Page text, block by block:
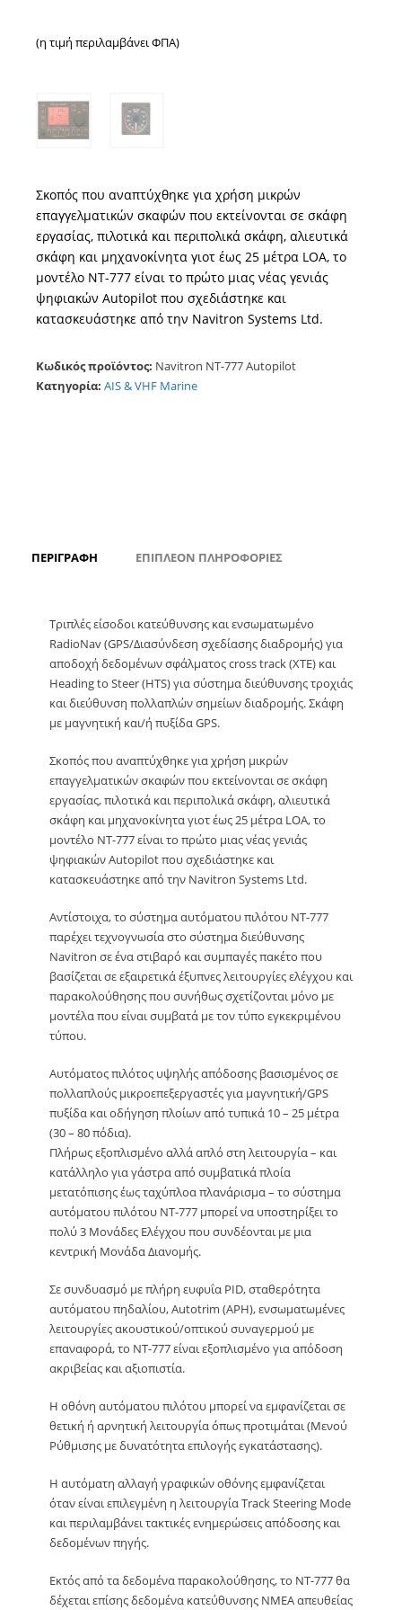
(η τιμή περιλαμβάνει ΦΠΑ)
Σκοπός που αναπτύχθηκε για χρήση μικρών
επαγγελματικών σκαφών που εκτείνονται σε σκάφη
εργασίας, πιλοτικά και περιπολικά σκάφη, αλιευτικά
σκάφη και μηχανοκίνητα γιοτ έως 25 μέτρα LOA, το
μοντέλο NT-777 είναι το πρώτο μιας νέας γενιάς
ψηφιακών Autopilot που σχεδιάστηκε και
κατασκευάστηκε από την Navitron Systems Ltd.
Κωδικός προϊόντος: Navitron NT-777 Autopilot
Κατηγορία: AIS & VHF Marine
ΠΕΡΙΓΡΑΦΉ ΕΠΙΠΛΈΟΝ ΠΛΗΡΟΦΟΡΊΕΣ
Τριπλές είσοδοι κατεύθυνσης και ενσωματωμένο
RadioNav (GPS/Διασύνδεση σχεδίασης διαδρομής) για
αποδοχή δεδομένων σφάλματος cross track (XTE) και
Heading to Steer (HTS) για σύστημα διεύθυνσης τροχιάς
και διεύθυνση πολλαπλών σημείων διαδρομής. Σκάφη
με μαγνητική και/ή πυξίδα GPS.
Σκοπός που αναπτύχθηκε για χρήση μικρών
επαγγελματικών σκαφών που εκτείνονται σε σκάφη
εργασίας, πιλοτικά και περιπολικά σκάφη, αλιευτικά
σκάφη και μηχανοκίνητα γιοτ έως 25 μέτρα LOA, το
μοντέλο NT-777 είναι το πρώτο μιας νέας γενιάς
ψηφιακών Autopilot που σχεδιάστηκε και
κατασκευάστηκε από την Navitron Systems Ltd.
Αντίστοιχα, το σύστημα αυτόματου πιλότου NT-777
παρέχει τεχνογνωσία στο σύστημα διεύθυνσης
Navitron σε ένα στιβαρό και συμπαγές πακέτο που
βασίζεται σε εξαιρετικά έξυπνες λειτουργίες ελέγχου και
παρακολούθησης που συνήθως σχετίζονται μόνο με
μοντέλα που είναι συμβατά με τον τύπο εγκεκριμένου
τύπου.
Αυτόματος πιλότος υψηλής απόδοσης βασισμένος σε
πολλαπλούς μικροεπεξεργαστές για μαγνητική/GPS
πυξίδα και οδήγηση πλοίων από τυπικά 10 – 25 μέτρα
(30 – 80 πόδια).
Πλήρως εξοπλισμένο αλλά απλό στη λειτουργία – και
κατάλληλο για γάστρα από συμβατικά πλοία
μετατόπισης έως ταχύπλοα πλανάρισμα – το σύστημα
αυτόματου πιλότου NT-777 μπορεί να υποστηρίξει το
πολύ 3 Μονάδες Ελέγχου που συνδέονται με μια
κεντρική Μονάδα Διανομής.
Σε συνδυασμό με πλήρη ευφυΐα PID, σταθερότητα
αυτόματου πηδαλίου, Autotrim (APH), ενσωματωμένες
λειτουργίες ακουστικού/οπτικού συναγερμού με
επαναφορά, το NT-777 είναι εξοπλισμένο για απόδοση
ακριβείας και αξιοπιστία.
Η οθόνη αυτόματου πιλότου μπορεί να εμφανίζεται σε
θετική ή αρνητική λειτουργία όπως προτιμάται (Μενού
Ρύθμισης με δυνατότητα επιλογής εγκατάστασης).
Η αυτόματη αλλαγή γραφικών οθόνης εμφανίζεται
όταν είναι επιλεγμένη η λειτουργία Track Steering Mode
και περιλαμβάνει τακτικές ενημερώσεις απόδοσης και
δεδομένων πηγής.
Εκτός από τα δεδομένα παρακολούθησης, το NT-777 θα
δέχεται επίσης δεδομένα κατεύθυνσης NMEA απευθείας